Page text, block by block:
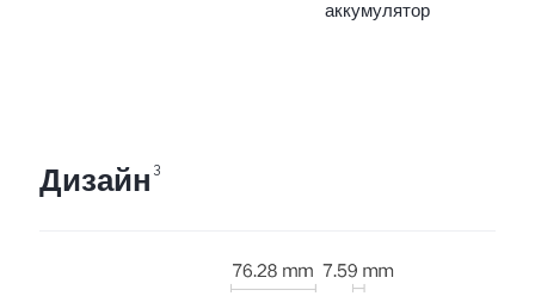
аккумулятор
Дизайн 3